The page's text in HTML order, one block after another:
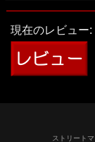
現在のレビュー:
ストリート